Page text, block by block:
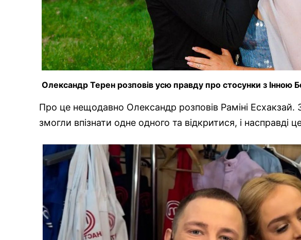
Олександр Терен розповів усю правду про стосунки з Інною
Про це нещодавно Олександр розповів Раміні
змогли впізнати одне одного та відкритися, і